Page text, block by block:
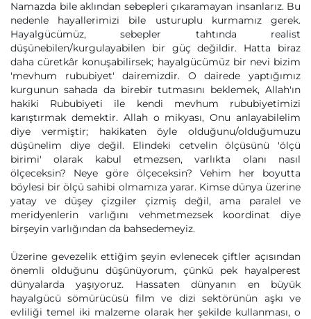
Namazda bile aklından sebepleri çıkaramayan insanlarız. Bu
nedenle hayallerimizi bile usturuplu kurmamız gerek.
Hayalgücümüz, sebepler tahtında realist
düşünebilen/kurgulayabilen bir güç değildir. Hatta biraz
daha cüretkâr konuşabilirsek; hayalgücümüz bir nevi bizim
'mevhum rububiyet' dairemizdir. O dairede yaptığımız
kurgunun sahada da birebir tutmasını beklemek, Allah'ın
hakiki Rububiyeti ile kendi mevhum rububiyetimizi
karıştırmak demektir. Allah o mikyası, Onu anlayabilelim
diye vermiştir; hakikaten öyle olduğunu/olduğumuzu
düşünelim diye değil. Elindeki cetvelin ölçüsünü 'ölçü
birimi' olarak kabul etmezsen, varlıkta olanı nasıl
ölçeceksin? Neye göre ölçeceksin? Vehim her boyutta
böylesi bir ölçü sahibi olmamıza yarar. Kimse dünya üzerine
yatay ve düşey çizgiler çizmiş değil, ama paralel ve
meridyenlerin varlığını vehmetmezsek koordinat diye
birşeyin varlığından da bahsedemeyiz.
Üzerine gevezelik ettiğim şeyin evlenecek çiftler açısından
önemli olduğunu düşünüyorum, çünkü pek hayalperest
dünyalarda yaşıyoruz. Hassaten dünyanın en büyük
hayalgücü sömürücüsü film ve dizi sektörünün aşkı ve
evliliği temel iki malzeme olarak her şekilde kullanması, o